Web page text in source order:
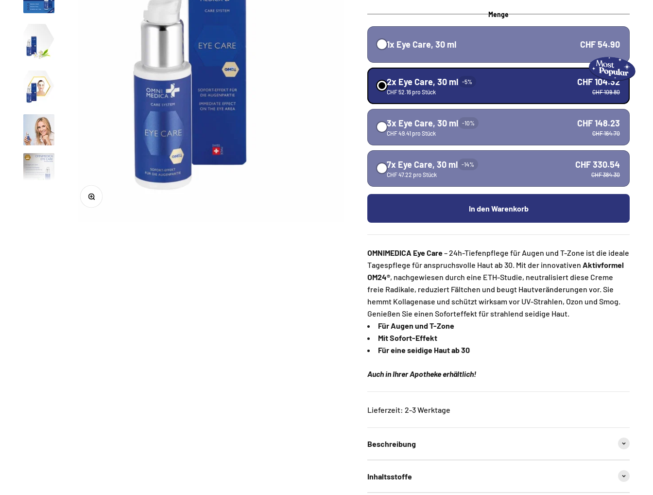
Bild vergrößern
Menge
1x Eye Care, 30 ml CHF 54.90
2x Eye Care, 30 ml -5%
CHF 52.16 pro Stück
CHF 104.32
CHF 109.80
3x Eye Care, 30 ml -10%
CHF 49.41 pro Stück
CHF 148.23
CHF 164.70
7x Eye Care, 30 ml -14%
CHF 47.22 pro Stück
CHF 330.54
CHF 384.30
In den Warenkorb
OMNIMEDICA Eye Care– 24h-Tiefenpflege für Augen und T-Zone ist die ideale
Tagespflege für anspruchsvolle Haut ab 30. Mit der innovativen Aktivformel
OM24®, nachgewiesen durch eine ETH-Studie, neutralisiert diese Creme
freie Radikale, reduziert Fältchen und beugt Hautveränderungen vor. Sie
hemmt Kollagenase und schützt wirksam vor UV-Strahlen, Ozon und Smog.
Genießen Sie einen Soforteffekt für strahlend seidige Haut.
Für Augen und T-Zone
Mit Sofort-Effekt
Für eine seidige Haut ab 30
Auch in Ihrer Apotheke erhältlich!
Lieferzeit: 2-3 Werktage
Beschreibung
Inhaltsstoffe